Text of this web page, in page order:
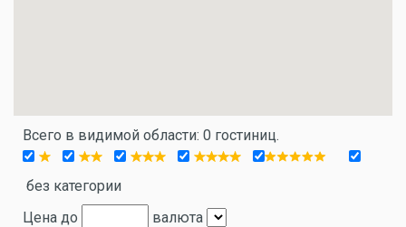
Всего в видимой области: 0 гостиниц.
без категории
Цена до
валюта